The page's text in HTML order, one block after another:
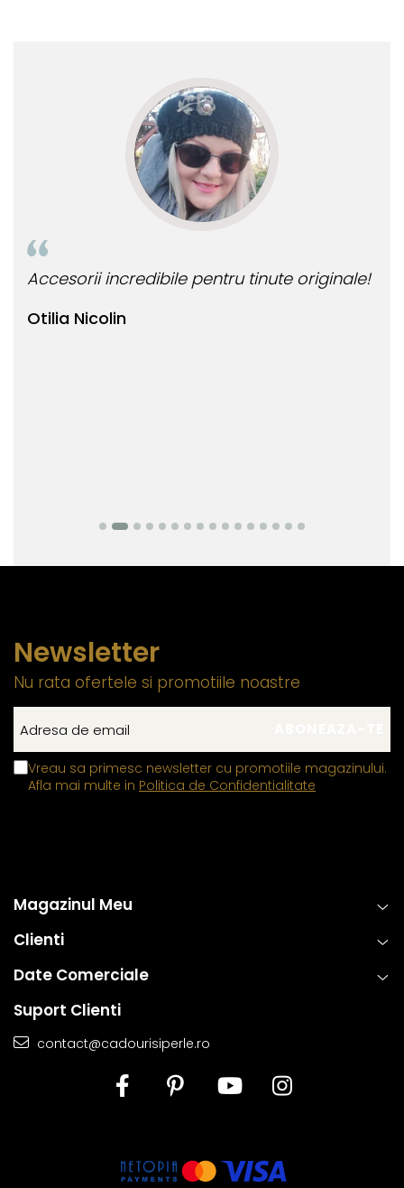
Otilia Nicolin
Accesorii incredibile pentru tinute originale!
Newsletter
Nu rata ofertele si promotiile noastre
Vreau sa primesc newsletter cu promotiile magazinului.
Afla mai multe in Politica de Confidentialitate
Magazinul Meu
Clienti
Date Comerciale
Suport Clienti
contact@cadourisiperle.ro